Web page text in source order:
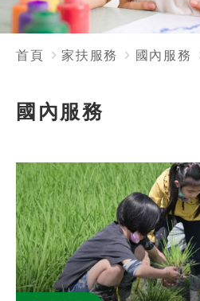
首頁 家扶服務 國內服務
國內服務